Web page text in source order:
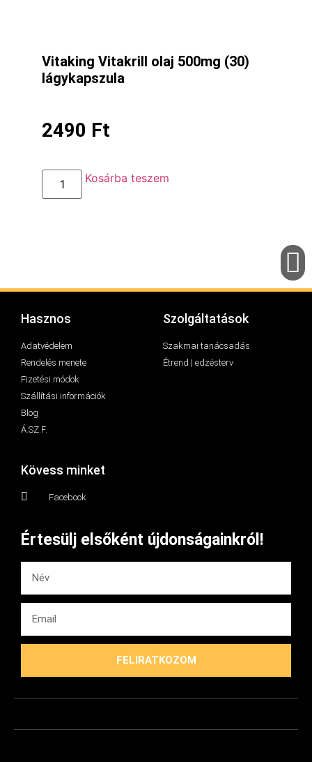
Vitaking Vitakrill olaj 500mg (30)
lágykapszula
2490 Ft
Kosárba teszem
Hasznos
Adatvédelem
Rendelés menete
Fizetési módok
Szállítási információk
Blog
Á.SZ.F.
Szolgáltatások
Szakmai tanácsadás
Étrend | edzésterv
Kövess minket
Facebook
Értesülj elsőként újdonságainkról!
FELIRATKOZOM